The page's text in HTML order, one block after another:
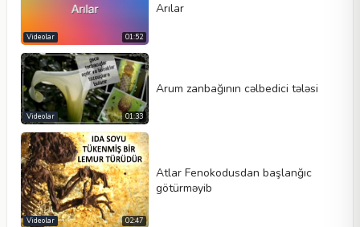
01:52
Videolar
Arılar
01:33
Videolar
Arum zanbağının cəlbedici tələsi
02:47
Videolar
Atlar Fenokodusdan başlanğıc
götürməyib